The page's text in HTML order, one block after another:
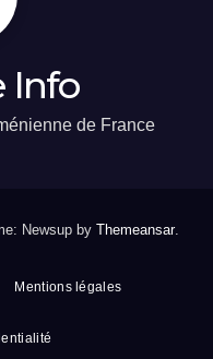
Info
de France
Newsup by Themeansar.
Mentions légales